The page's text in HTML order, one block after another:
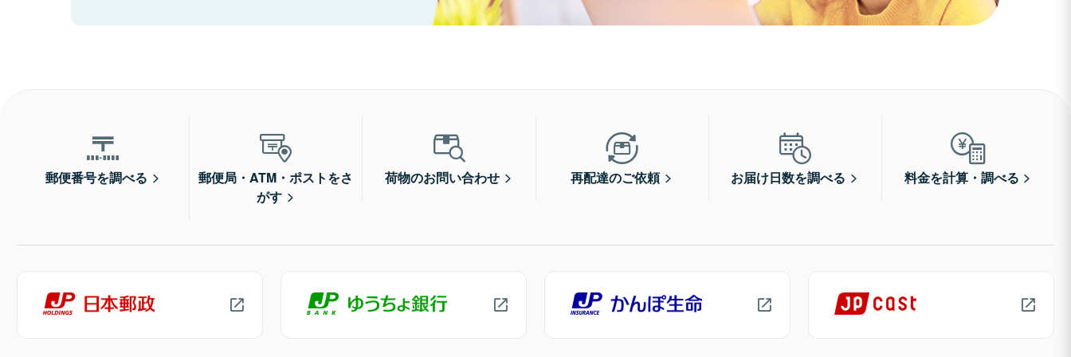
郵便番号を調べる
郵便局・ATM・ポストをさ
がす
荷物のお問い合わせ 再配達のご依頼 お届け日数を調べる 料金を計算・調べる